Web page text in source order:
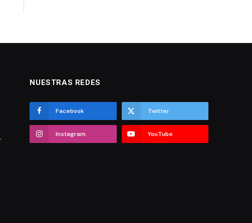
NUESTRAS REDES
Facebook Twitter
Instagram YouTube